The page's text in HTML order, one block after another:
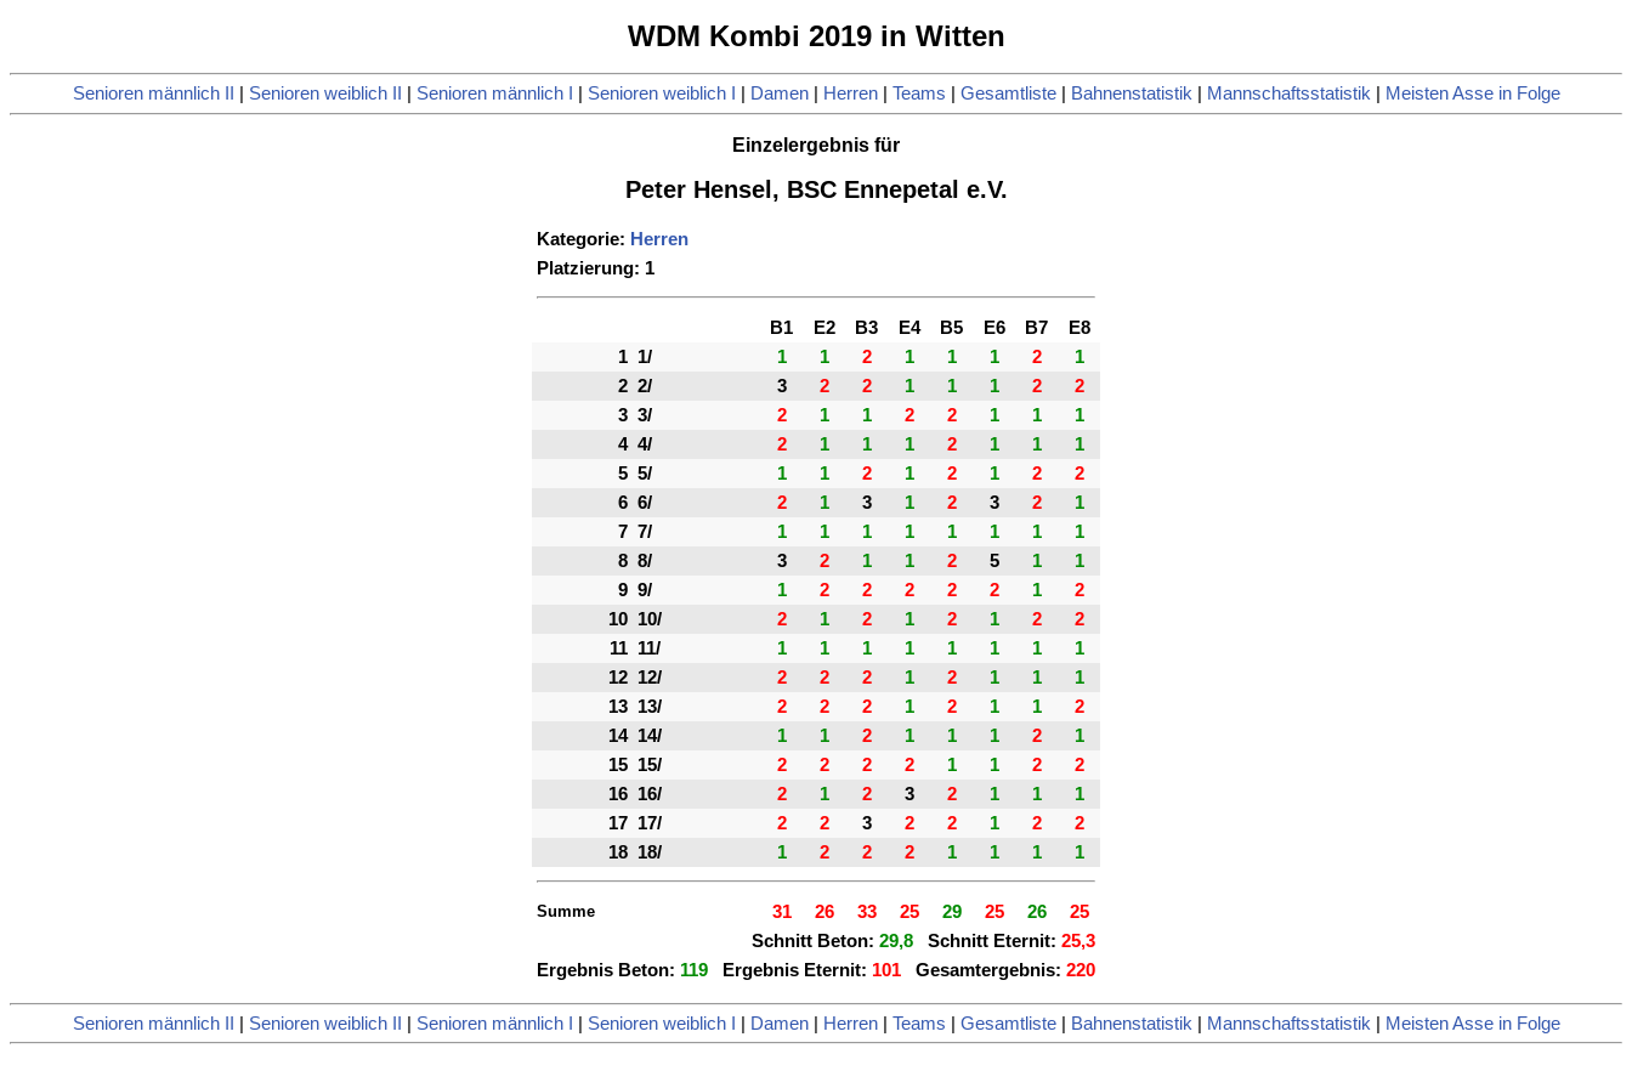
WDM Kombi 2019 in Witten
Senioren männlich II Senioren weiblich II Senioren männlich I Senioren weiblich I Damen| Herren| Teams Gesamtliste| Bahnenstatistik| Mannschaftsstatistik| Meisten Asse in Folge
Einzelergebnis für
Peter Hensel, BSC Ennepetal e.V.
Kategorie: Herren
Platzierung: 1
B1 E2 B3 E4 B5 E6 B7
E8
1 1/ 1 1 2 1 1 1 2
1
2 2/ 3 2 2 1 1 1 2
2
3 3/ 2 1 1 2 2 1 1
1
4 4/ 2 1 1 1 2 1 1
1
5 5/ 1 1 2 1 2 1 2
2
6 6/ 2 1 3 1 2 3 2
1
7 7/ 1 1 1 1 1 1 1
1
8 8/ 3 2 1 1 2 5 1
1
9 9/ 1 2 2 2 2 2 1
2
10 10/ 2 1 2 1 2 1 2
2
11 11/ 1 1 1 1 1 1 1
1
12 12/ 2 2 2 1 2 1 1
1
13 13/ 2 2 2 1 2 1 1
2
14 14/ 1 1 2 1 1 1 2
1
15 15/ 2 2 2 2 1 1 2
2
16 16/ 2 1 2 3 2 1 1
1
17 17/ 2 2 3 2 2 1 2
2
18 18/ 1 2 2 2 1 1 1 1
Summe 31 26 33 25 29 25 26
25
Schnitt Beton: 29,8 Schnitt Eternit: 25,3
Ergebnis Beton: 119 Ergebnis Eternit: 101 Gesamtergebnis: 220
Senioren männlich II Senioren weiblich II Senioren männlich I Senioren weiblich I Damen| Herren| Teams Gesamtliste| Bahnenstatistik Mannschaftsstatistik Meisten Asse in Folge